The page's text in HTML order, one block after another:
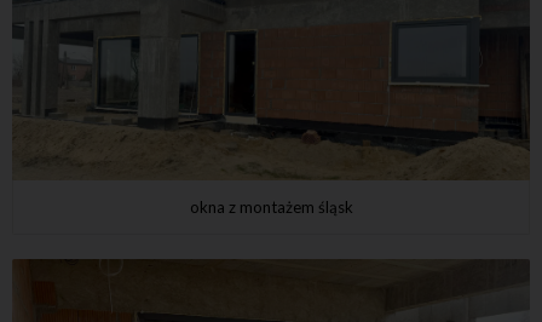
okna z montażem śląsk